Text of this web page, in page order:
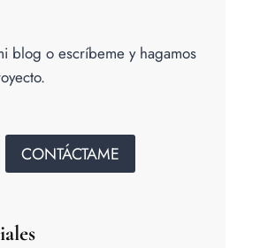
blog o escríbeme y hagamos
CONTÁCTAME